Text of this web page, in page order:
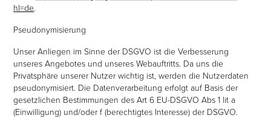
hl=de.
Pseudonymisierung
Unser Anliegen im Sinne der DSGVO ist die Verbesserung
unseres Angebotes und unseres Webauftritts. Da uns die
Privatsphäre unserer Nutzer wichtig ist, werden die Nutzerdaten
pseudonymisiert. Die Datenverarbeitung erfolgt auf Basis der
gesetzlichen Bestimmungen des Art 6 EU-DSGVO Abs 1 lit a
(Einwilligung) und/oder f (berechtigtes Interesse) der DSGVO.